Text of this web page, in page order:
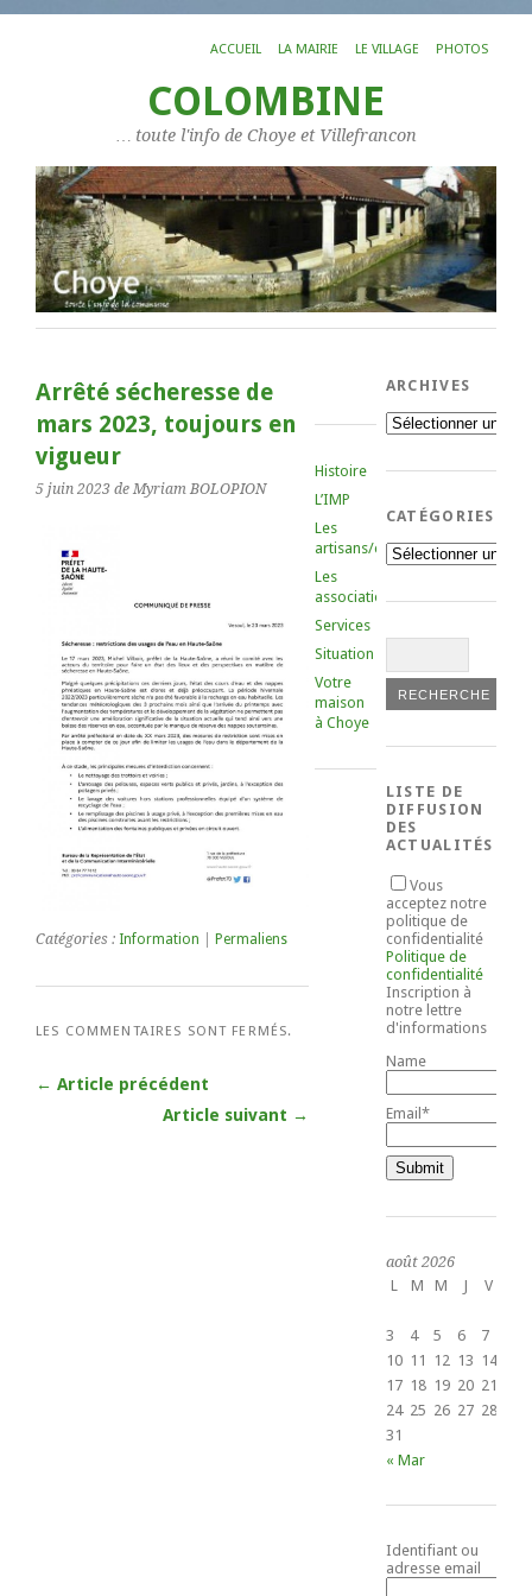
ACCUEIL LA MAIRIE LE VILLAGE PHOTOS
COLOMBINE
… toute l'info de Choye et Villefrancon
Arrêté sécheresse de
mars 2023, toujours en
vigueur
5 juin 2023 de Myriam BOLOPION
Catégories : Information Permaliens
LES COMMENTAIRES SONT FERMÉS.
← Article précédent
Article suivant →
Histoire
L’IMP
Les
artisans/commerçants
Les
associations
Services
Situation
Votre
maison
à Choye
ARCHIVES
Archives
CATÉGORIES
Catégories
LISTE DE
DIFFUSION
DES
ACTUALITÉS
Vous
acceptez notre
politique de
confidentialité
Politique de
confidentialité
Inscription à
notre lettre
d'informations
Name
Email*
août 2026
L
M M J V
3
4 5 6 7
10 11 12 13 14
17 18 19 20 21
24 25 26 27 28
31
« Mar
Identifiant ou
adresse email